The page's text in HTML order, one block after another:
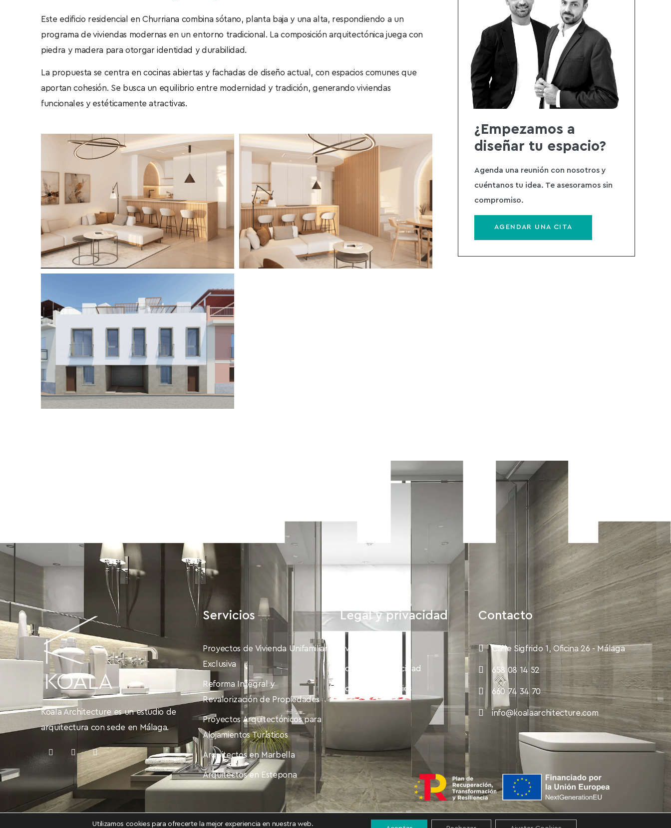
Este edificio residencial en Churriana combina sótano, planta baja y una alta, respondiendo a un
programa de viviendas modernas en un entorno tradicional. La composición arquitectónica juega con
piedra y madera para otorgar identidad y durabilidad.
La propuesta se centra en cocinas abiertas y fachadas de diseño actual, con espacios comunes que
aportan cohesión. Se busca un equilibrio entre modernidad y tradición, generando viviendas
funcionales y estéticamente atractivas.
¿Empezamos a
diseñar tu espacio?
Agenda una reunión con nosotros y
cuéntanos tu idea. Te asesoramos sin
compromiso.​
AGENDAR UNA CITA
Koala Architecture es un estudio de
arquitectura con sede en Málaga.
Servicios
Proyectos de Vivienda Unifamiliar
Exclusiva
Reforma Integral y
Revalorización de Propiedades
Proyectos Arquitectónicos para
Alojamientos Turísticos
Arquitectos en Marbella
Arquitectos en Estepona
Legal y privacidad
Aviso legal
Política de Privacidad
Política de Cookies
Contacto
Calle Sigfrido 1, Oficina 26 - Málaga
658 08 14 52
660 74 34 70
info@koalaarchitecture.com
Utilizamos cookies para ofrecerte la mejor experiencia en nuestra web.